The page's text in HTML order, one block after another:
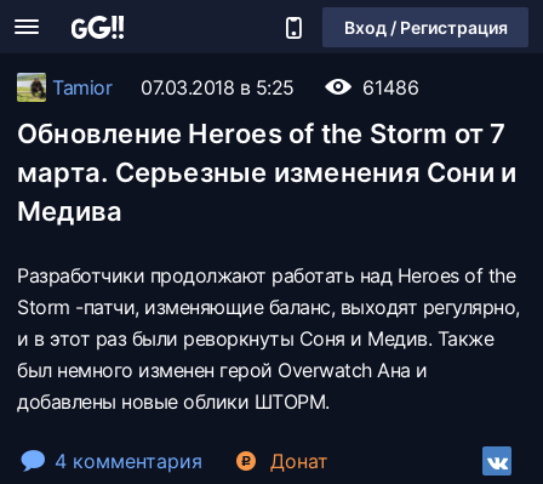
Вход / Регистрация
Tamior 07.03.2018 в 5:25 61486
Обновление Heroes of the Storm от 7
марта. Серьезные изменения Сони и
Медива
Разработчики продолжают работать над Heroes of the
Storm -патчи, изменяющие баланс, выходят регулярно,
и в этот раз были реворкнуты Соня и Медив. Также
был немного изменен герой Overwatch Ана и
добавлены новые облики ШТОРМ.
4 комментария Донат